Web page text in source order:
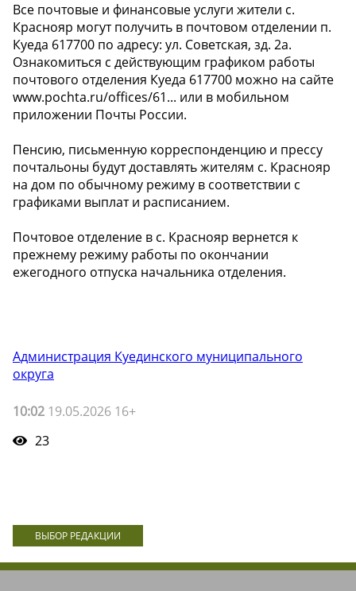
Все почтовые и финансовые услуги жители с.
Краснояр могут получить в почтовом отделении п.
Куеда 617700 по адресу: ул. Советская, зд. 2а.
Ознакомиться с действующим графиком работы
почтового отделения Куеда 617700 можно на сайте
www.pochta.ru/offices/61... или в мобильном
приложении Почты России.
Пенсию, письменную корреспонденцию и прессу
почтальоны будут доставлять жителям с. Краснояр
на дом по обычному режиму в соответствии с
графиками выплат и расписанием.
Почтовое отделение в с. Краснояр вернется к
прежнему режиму работы по окончании
ежегодного отпуска начальника отделения.
Администрация Куединского муниципального
округа
10:02 19.05.2026 16+
23
ВЫБОР РЕДАКЦИИ